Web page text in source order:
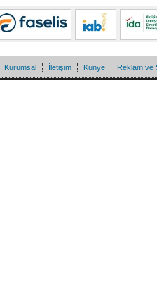
Kurumsal İletişim Künye Reklam ve